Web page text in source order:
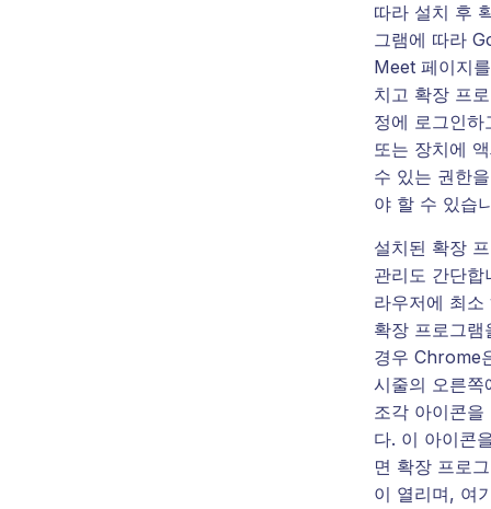
따라 설치 후
그램에 따라
Meet 페이지
치고 확장 프
정에 로그인하
또는 장치에
수 있는 권한
야 할 수 있습
설치된 확장
관리도 간단합
라우저에 최소
확장 프로그램
경우 Chrome
시줄의 오른쪽
조각 아이콘을
다. 이 아이콘
면 확장 프로
이 열리며, 여